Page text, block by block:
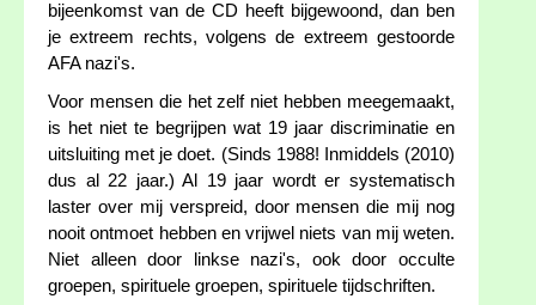
bijeenkomst van de CD heeft bijgewoond, dan ben
je extreem rechts, volgens de extreem gestoorde
AFA nazi's.
Voor mensen die het zelf niet hebben meegemaakt,
is het niet te begrijpen wat 19 jaar discriminatie en
uitsluiting met je doet. (Sinds 1988! Inmiddels (2010)
dus al 22 jaar.) Al 19 jaar wordt er systematisch
laster over mij verspreid, door mensen die mij nog
nooit ontmoet hebben en vrijwel niets van mij weten.
Niet alleen door linkse nazi's, ook door occulte
groepen, spirituele groepen, spirituele tijdschriften.